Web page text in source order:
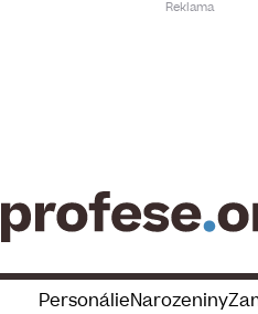
PersonálieNarozeniny